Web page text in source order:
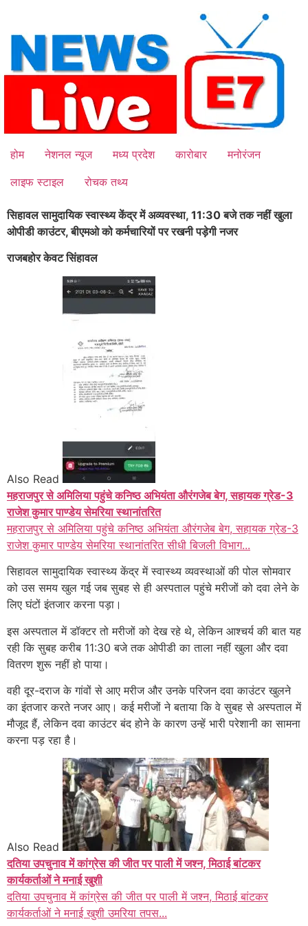
content
होम नेशनल न्यूज मध्य प्रदेश कारोबार
मनोरंजन
लाइफ स्टाइल
रोचक तथ्य
सिहावल सामुदायिक स्वास्थ्य केंद्र में अव्यवस्था, 11:30 बजे तक नहीं खुला
ओपीडी काउंटर, बीएमओ को कर्मचारियों पर रखनी पड़ेगी नजर
राजबहोर केवट सिंहावल
Also Read
महराजपुर से अमिलिया पहुंचे कनिष्ठ अभियंता औरंगजेब बेग, सहायक ग्रेड-3
राजेश कुमार पाण्डेय सेमरिया स्थानांतरित
महराजपुर से अमिलिया पहुंचे कनिष्ठ अभियंता औरंगजेब बेग, सहायक ग्रेड-3
राजेश कुमार पाण्डेय सेमरिया स्थानांतरित सीधी बिजली विभाग...
सिहावल सामुदायिक स्वास्थ्य केंद्र में स्वास्थ्य व्यवस्थाओं की पोल सोमवार
को उस समय खुल गई जब सुबह से ही अस्पताल पहुंचे मरीजों को दवा लेने के
लिए घंटों इंतजार करना पड़ा।
इस अस्पताल में डॉक्टर तो मरीजों को देख रहे थे, लेकिन आश्चर्य की बात यह
रही कि सुबह करीब 11:30 बजे तक ओपीडी का ताला नहीं खुला और दवा
वितरण शुरू नहीं हो पाया।
वही दूर-दराज के गांवों से आए मरीज और उनके परिजन दवा काउंटर खुलने
का इंतजार करते नजर आए। कई मरीजों ने बताया कि वे सुबह से अस्पताल में
मौजूद हैं, लेकिन दवा काउंटर बंद होने के कारण उन्हें भारी परेशानी का सामना
करना पड़ रहा है।
Also Read
दतिया उपचुनाव में कांग्रेस की जीत पर पाली में जश्न, मिठाई बांटकर
कार्यकर्ताओं ने मनाई खुशी
दतिया उपचुनाव में कांग्रेस की जीत पर पाली में जश्न, मिठाई बांटकर
कार्यकर्ताओं ने मनाई खुशी उमरिया तपस...